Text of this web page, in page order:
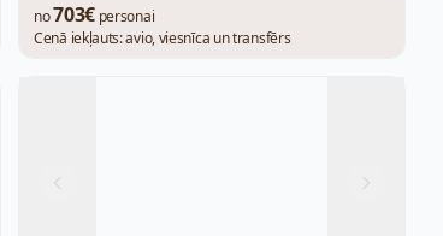
no703€personai
Cenā iekļauts: avio, viesnīca un transfērs